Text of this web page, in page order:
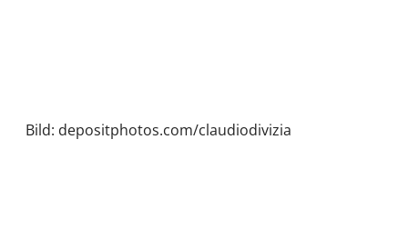
Bild: depositphotos.com/claudiodivizia